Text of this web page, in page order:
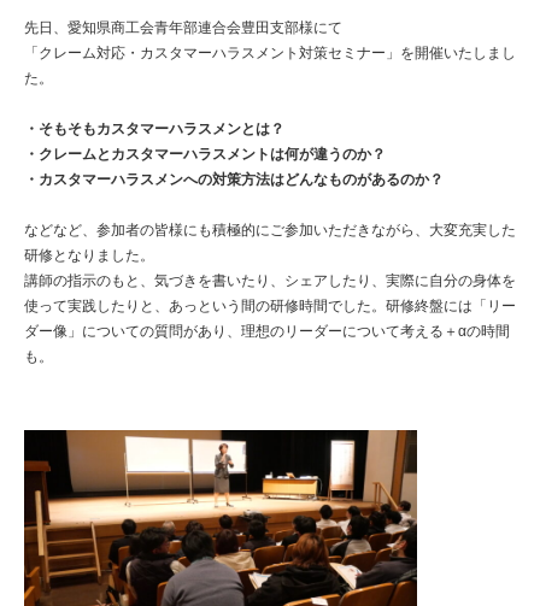
先日、愛知県商工会青年部連合会豊田支部様にて
「クレーム対応・カスタマーハラスメント対策セミナー」を開催いたしまし
た。
・そもそもカスタマーハラスメンとは？
・クレームとカスタマーハラスメントは何が違うのか？
・カスタマーハラスメンへの対策方法はどんなものがあるのか？
などなど、参加者の皆様にも積極的にご参加いただきながら、大変充実した
研修となりました。
講師の指示のもと、気づきを書いたり、シェアしたり、実際に自分の身体を
使って実践したりと、あっという間の研修時間でした。研修終盤には「リー
ダー像」についての質問があり、理想のリーダーについて考える＋αの時間
も。